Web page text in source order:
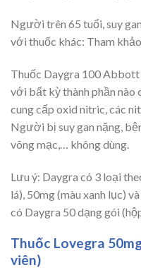
Người trên 65 tuổi, suy
với thuốc khác: Tham
Thuốc Daygra 100
với bất kỳ thành phần nào
cung cấp oxid nitric, các
Người bị suy gan nặng,
võng mạc,… không dùng.
Lưu ý: Daygra có 3 loại
lá), 50mg (màu xanh lục)
có Daygra 50 dạng gói
Thuốc Lovegra
viên)